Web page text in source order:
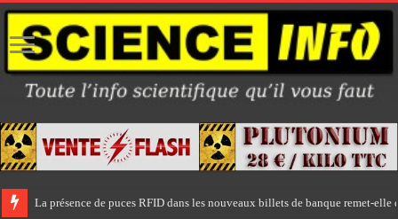
La présence de puces RFID dans les nouveaux billets de banque remet-